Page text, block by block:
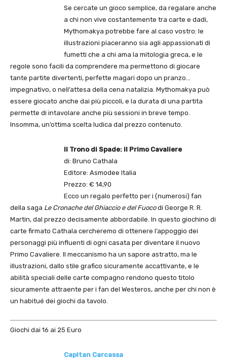
Se cercate un gioco semplice, da regalare anche
a chi non vive costantemente tra carte e dadi,
Mythomakya potrebbe fare al caso vostro: le
illustrazioni piaceranno sia agli appassionati di
fumetti che a chi ama la mitologia greca, e le
regole sono facili da comprendere ma permettono di giocare
tante partite divertenti, perfette magari dopo un pranzo…
impegnativo, o nell’attesa della cena natalizia. Mythomakya può
essere giocato anche dai più piccoli, e la durata di una partita
permette di intavolare anche più sessioni in breve tempo.
Insomma, un’ottima scelta ludica dal prezzo contenuto.
Il Trono di Spade: Il Primo Cavaliere
di: Bruno Cathala
Editore: Asmodee Italia
Prezzo: € 14,90
Ecco un regalo perfetto per i (numerosi) fan
della saga Le Cronache del Ghiaccio e del Fuocodi George R. R.
Martin, dal prezzo decisamente abbordabile. In questo giochino di
carte firmato Cathala cercheremo di ottenere l’appoggio dei
personaggi più influenti di ogni casata per diventare il nuovo
Primo Cavaliere. Il meccanismo ha un sapore astratto, ma le
illustrazioni, dallo stile grafico sicuramente accattivante, e le
abilità speciali delle carte compagno rendono questo titolo
sicuramente attraente per i fan del Westeros, anche per chi non è
un habitué dei giochi da tavolo.
Giochi dai 16 ai 25 Euro
Capitan Carcassa